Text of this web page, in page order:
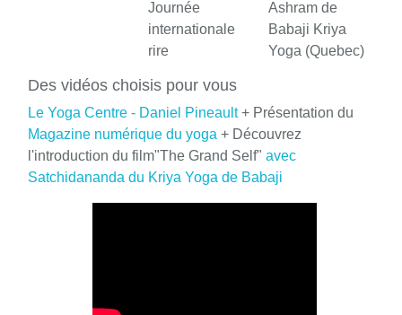
Journée
internationale
rire
Ashram de
Babaji Kriya
Yoga (Quebec)
Des vidéos choisis pour vous
Le Yoga Centre - Daniel Pineault+ Présentation du
Magazine numérique du yoga + Découvrez
l'introduction du film"The Grand Self" avec
Satchidananda du Kriya Yoga de Babaji